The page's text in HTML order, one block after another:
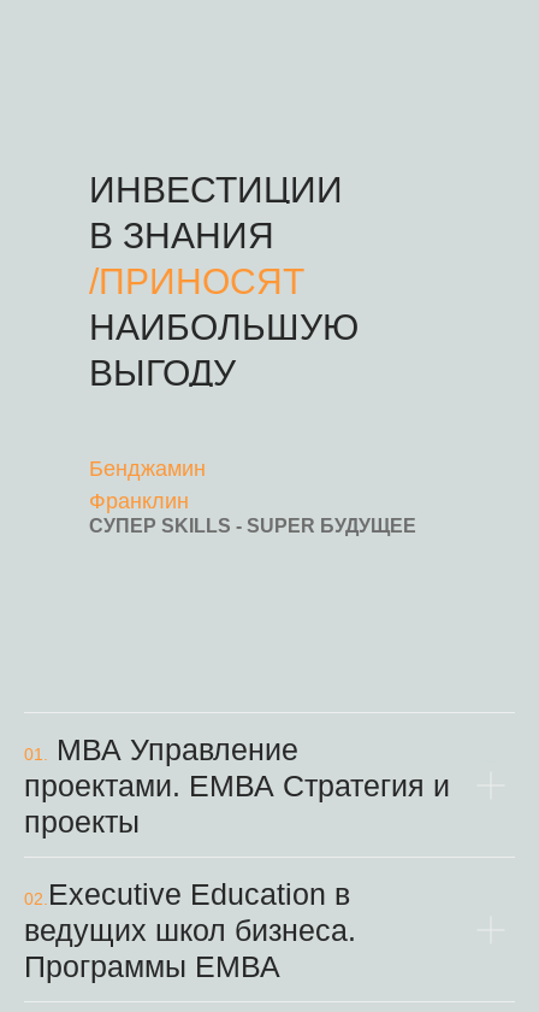
ИНВЕСТИЦИИ
В ЗНАНИЯ
/ПРИНОСЯТ
НАИБОЛЬШУЮ
ВЫГОДУ
СУПЕР SKILLS - SUPER БУДУЩЕЕ
Бенджамин
Франклин
01.
МВА Управление
проектами. ЕМВА Стратегия и
проекты
02. Executive Education в
ведущих школ бизнеса.
Программы ЕМВА